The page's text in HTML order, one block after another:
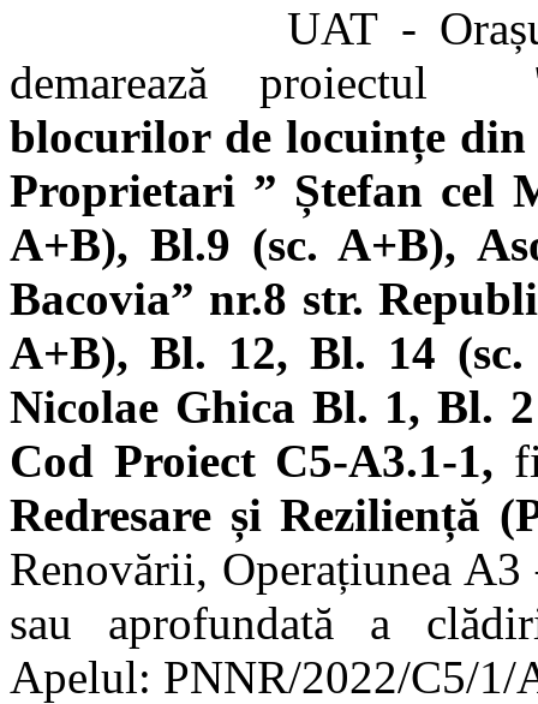
UAT - Orașul
demarează proiectul
blocurilor de locuințe din
Proprietari ” Ștefan cel
A+B), Bl.9 (sc. A+B),
Bacovia” nr.8 str.
A+B), Bl. 12, Bl. 14
Nicolae Ghica Bl. 1, Bl.
Cod Proiect C5-A3.1-1,
Redresare și Reziliență
Renovării, Operațiunea A3
sau aprofundată a
Apelul: PNNR/2022/C5/1/